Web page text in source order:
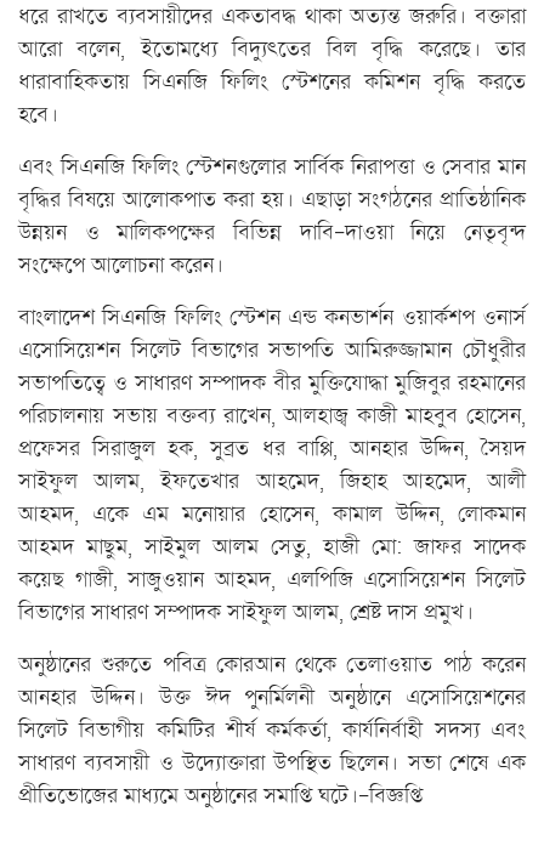
ধরে রাখতে ব্যবসায়ীদের একতাবদ্ধ থাকা অত্যন্ত জরুরি। বক্তারা
আরো বলেন, ইতোমধ্যে বিদ্যুৎতের বিল বৃদ্ধি করেছে। তার
ধারাবাহিকতায় সিএনজি ফিলিং স্টেশনের কমিশন বৃদ্ধি করতে
হবে।
এবং সিএনজি ফিলিং স্টেশনগুলোর সার্বিক নিরাপত্তা ও সেবার মান
বৃদ্ধির বিষয়ে আলোকপাত করা হয়। এছাড়া সংগঠনের প্রাতিষ্ঠানিক
উন্নয়ন ও মালিকপক্ষের বিভিন্ন দাবি-দাওয়া নিয়ে নেতৃবৃন্দ
সংক্ষেপে আলোচনা করেন।
বাংলাদেশ সিএনজি ফিলিং স্টেশন এন্ড কনভার্শন ওয়ার্কশপ ওনার্স
এসোসিয়েশন সিলেট বিভাগের সভাপতি আমিরুজ্জামান চৌধুরীর
সভাপতিত্বে ও সাধারণ সম্পাদক বীর মুক্তিযোদ্ধা মুজিবুর রহমানের
পরিচালনায় সভায় বক্তব্য রাখেন, আলহাজ্ব কাজী মাহবুব হোসেন,
প্রফেসর সিরাজুল হক, সুব্রত ধর বাপ্পি, আনহার উদ্দিন, সৈয়দ
সাইফুল আলম, ইফতেখার আহমেদ, জিহাহ আহমেদ, আলী
আহমদ, একে এম মনোয়ার হোসেন, কামাল উদ্দিন, লোকমান
আহমদ মাছুম, সাইমুল আলম সেতু, হাজী মো: জাফর সাদেক
কয়েছ গাজী, সাজুওয়ান আহমদ, এলপিজি এসোসিয়েশন সিলেট
বিভাগের সাধারণ সম্পাদক সাইফুল আলম, শ্রেষ্ট দাস প্রমুখ।
অনুষ্ঠানের শুরুতে পবিত্র কোরআন থেকে তেলাওয়াত পাঠ করেন
আনহার উদ্দিন। উক্ত ঈদ পুনর্মিলনী অনুষ্ঠানে এসোসিয়েশনের
সিলেট বিভাগীয় কমিটির শীর্ষ কর্মকর্তা, কার্যনির্বাহী সদস্য এবং
সাধারণ ব্যবসায়ী ও উদ্যোক্তারা উপস্থিত ছিলেন। সভা শেষে এক
প্রীতিভোজের মাধ্যমে অনুষ্ঠানের সমাপ্তি ঘটে।-বিজ্ঞপ্তি